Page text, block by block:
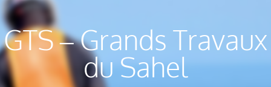
GTS – Grands Travaux
du Sahel